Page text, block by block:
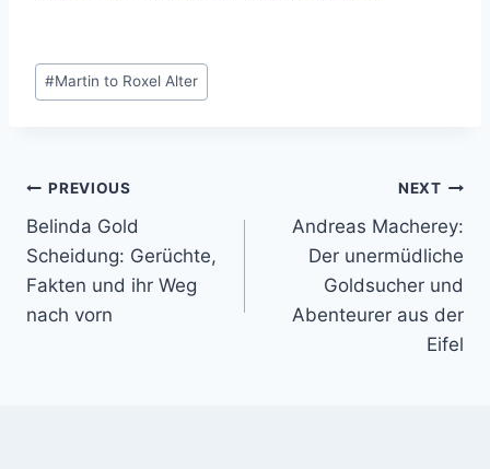
Post
Tags:
#Martin to Roxel Alter
Post
navigation
PREVIOUS
Belinda Gold
Scheidung: Gerüchte,
Fakten und ihr Weg
nach vorn
NEXT
Andreas Macherey:
Der unermüdliche
Goldsucher und
Abenteurer aus der
Eifel